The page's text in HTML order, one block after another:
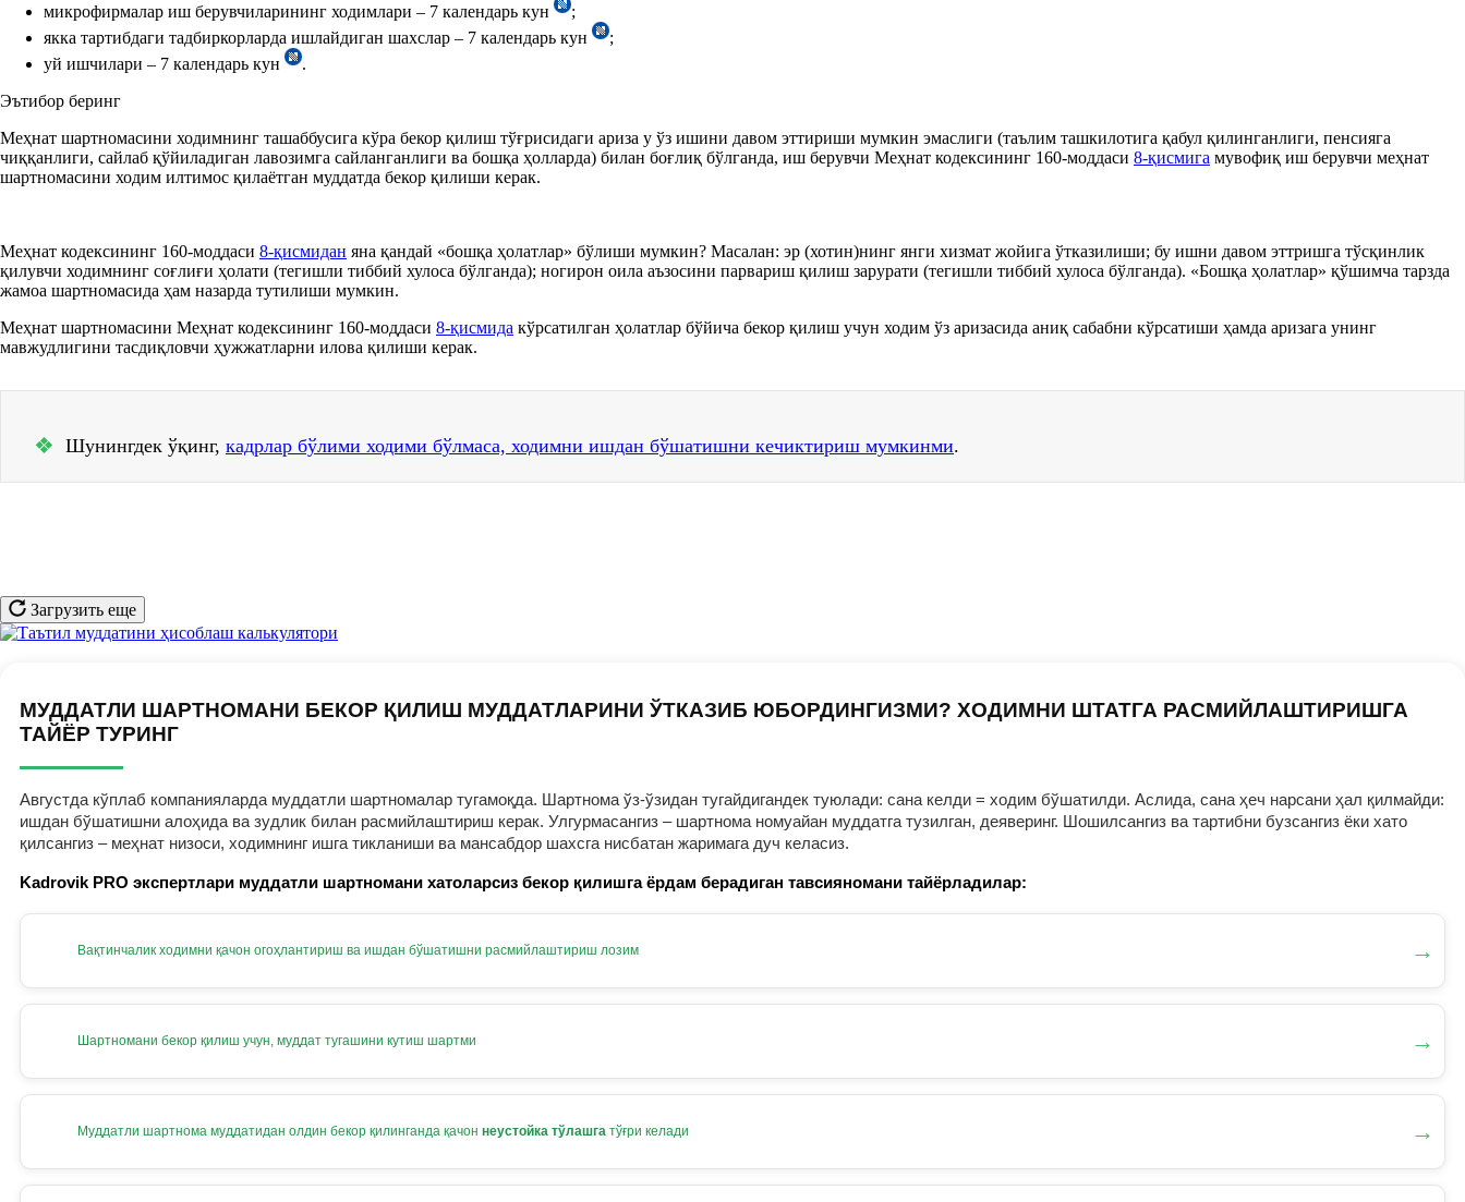
микрофирмалар иш берувчиларининг ходимлари – 7 календарь кун
;
якка тартибдаги тадбиркорларда ишлайдиган шахслар – 7 календарь кун
;
уй ишчилари – 7 календарь кун
.
Эътибор беринг
Меҳнат шартномасини ходимнинг ташаббусига кўра бекор қилиш тўғрисидаги ариза у ўз ишини давом эттириши мумкин эмаслиги (таълим ташкилотига қабул қилинганлиги, пенсияга
чиққанлиги, сайлаб қўйиладиган лавозимга сайланганлиги ва бошқа ҳолларда) билан боғлиқ бўлганда, иш берувчи Меҳнат кодексининг 160-моддаси 8-қисмига мувофиқ иш берувчи меҳнат
шартномасини ходим илтимос қилаётган муддатда бекор қилиши керак.
Меҳнат кодексининг 160-моддаси 8-қисмидан яна қандай «бошқа ҳолатлар» бўлиши мумкин? Масалан: эр (хотин)нинг янги хизмат жойига ўтказилиши; бу ишни давом эттришга тўсқинлик
қилувчи ходимнинг соғлиғи ҳолати (тегишли тиббий хулоса бўлганда); ногирон оила аъзосини парвариш қилиш зарурати (тегишли тиббий хулоса бўлганда). «Бошқа ҳолатлар» қўшимча тарзда
жамоа шартномасида ҳам назарда тутилиши мумкин.
Меҳнат шартномасини Меҳнат кодексининг 160-моддаси 8-қисмида кўрсатилган ҳолатлар бўйича бекор қилиш учун ходим ўз аризасида аниқ сабабни кўрсатиши ҳамда аризага унинг
мавжудлигини тасдиқловчи ҳужжатларни илова қилиши керак.
❖ Шунингдек ўқинг, кадрлар бўлими ходими бўлмаса, ходимни ишдан бўшатишни кечиктириш мумкинми.
Загрузить еще
МУДДАТЛИ ШАРТНОМАНИ БЕКОР ҚИЛИШ МУДДАТЛАРИНИ ЎТКАЗИБ ЮБОРДИНГИЗМИ? ХОДИМНИ ШТАТГА РАСМИЙЛАШТИРИШГА
ТАЙЁР ТУРИНГ
Августда кўплаб компанияларда муддатли шартномалар тугамоқда. Шартнома ўз-ўзидан тугайдигандек туюлади: сана келди = ходим бўшатилди. Аслида, сана ҳеч нарсани ҳал қилмайди:
ишдан бўшатишни алоҳида ва зудлик билан расмийлаштириш керак. Улгурмасангиз – шартнома номуайан муддатга тузилган, деяверинг. Шошилсангиз ва тартибни бузсангиз ёки хато
қилсангиз – меҳнат низоси, ходимнинг ишга тикланиши ва мансабдор шахсга нисбатан жаримага дуч келасиз.
Kadrovik PRO экспертлари муддатли шартномани хатоларсиз бекор қилишга ёрдам берадиган тавсияномани тайёрладилар:
Вақтинчалик ходимни қачон огоҳлантириш ва ишдан бўшатишни расмийлаштириш лозим →
Шартномани бекор қилиш учун, муддат тугашини кутиш шартми →
Муддатли шартнома муддатидан олдин бекор қилинганда қачон неустойка тўлашга тўғри келади →